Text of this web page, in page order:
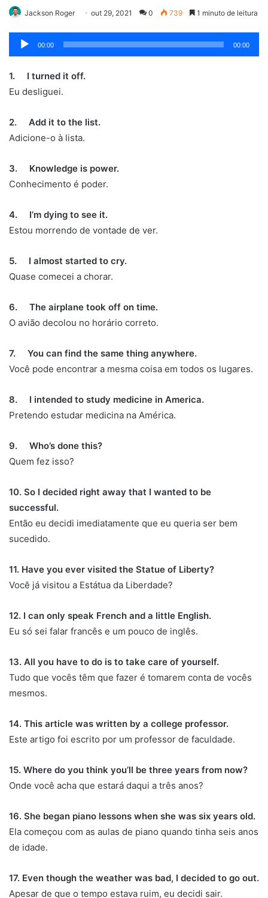
Jackson Roger out 29, 2021 0 739 1 minuto de leitura
Tocador
de
áudio
00:00 00:00
1. I turned it off.
Eu desliguei.
2. Add it to the list.
Adicione-o à lista.
3. Knowledge is power.
Conhecimento é poder.
4. I’m dying to see it.
Estou morrendo de vontade de ver.
5. I almost started to cry.
Quase comecei a chorar.
6. The airplane took off on time.
O avião decolou no horário correto.
7. You can find the same thing anywhere.
Você pode encontrar a mesma coisa em todos os lugares.
8. I intended to study medicine in America.
Pretendo estudar medicina na América.
9. Who’s done this?
Quem fez isso?
10. So I decided right away that I wanted to be
successful.
Então eu decidi imediatamente que eu queria ser bem
sucedido.
11. Have you ever visited the Statue of Liberty?
Você já visitou a Estátua da Liberdade?
12. I can only speak French and a little English.
Eu só sei falar francês e um pouco de inglês.
13. All you have to do is to take care of yourself.
Tudo que vocês têm que fazer é tomarem conta de vocês
mesmos.
14. This article was written by a college professor.
Este artigo foi escrito por um professor de faculdade.
15. Where do you think you’ll be three years from now?
Onde você acha que estará daqui a três anos?
16. She began piano lessons when she was six years old.
Ela começou com as aulas de piano quando tinha seis anos
de idade.
17. Even though the weather was bad, I decided to go out.
Apesar de que o tempo estava ruim, eu decidi sair.